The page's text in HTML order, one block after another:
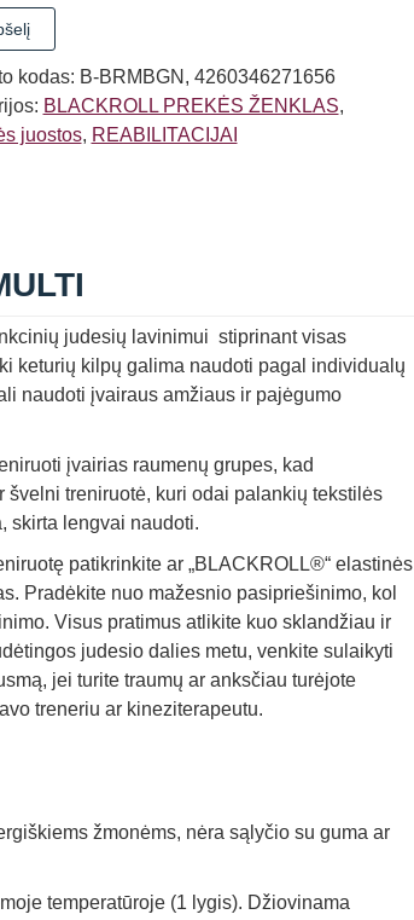
kodas: B-BRMBGN, 4260346271656
BLACKROLL PREKĖS ŽENKLAS,
juostos, REABILITACIJAI
judesių lavinimui stiprinant visas
keturių kilpų galima naudoti pagal individualų
naudoti įvairaus amžiaus ir pajėgumo
įvairias raumenų grupes, kad
švelni treniruotė, kuri odai palankių tekstilės
skirta lengvai naudoti.
patikrinkite ar „BLACKROLL®“ elastinės
Pradėkite nuo mažesnio pasipriešinimo, kol
Visus pratimus atlikite kuo sklandžiau ir
judesio dalies metu, venkite sulaikyti
jei turite traumų ar anksčiau turėjote
treneriu ar kineziterapeutu.
žmonėms, nėra sąlyčio su guma ar
temperatūroje (1 lygis). Džiovinama